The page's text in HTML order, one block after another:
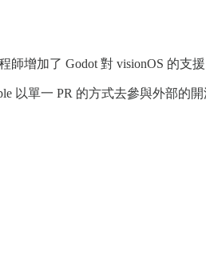
師增加了 Godot 對 visionOS 的支
以單一 PR 的方式去參與外部的